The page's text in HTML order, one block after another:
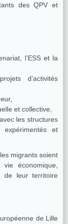
des QPV et
l’ESS et la
d’activités
et collective,
les structures
expérimentés et
soient
économique,
de leur territoire
de Lille